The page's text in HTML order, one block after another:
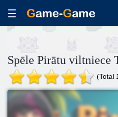
Spēle Pirātu viltniece
(Total